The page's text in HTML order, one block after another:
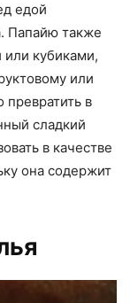
едой
Папайю также
или кубиками,
или
в
сладкий
в качестве
она содержит